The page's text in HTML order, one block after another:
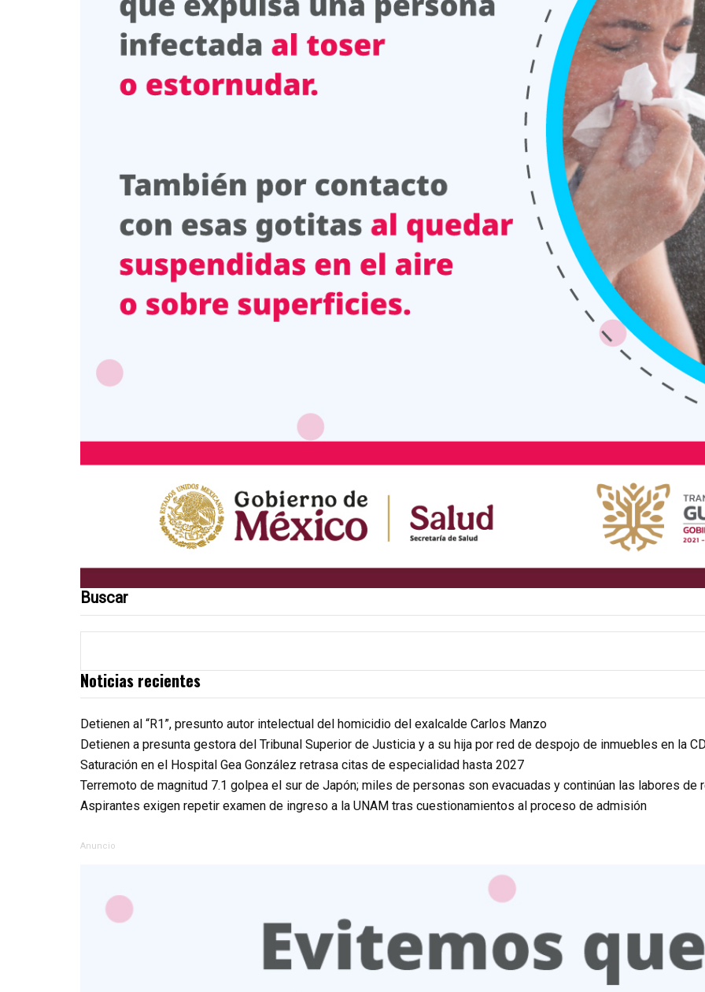
Buscar
Noticias recientes
Detienen al “R1”, presunto autor intelectual del homicidio del exalcalde Carlos Manzo
Detienen a presunta gestora del Tribunal Superior de Justicia y a su hija por red de despojo de inmuebles en la
Saturación en el Hospital Gea González retrasa citas de especialidad hasta 2027
Terremoto de magnitud 7.1 golpea el sur de Japón; miles de personas son evacuadas y continúan las labores de
Aspirantes exigen repetir examen de ingreso a la UNAM tras cuestionamientos al proceso de admisión
Anuncio